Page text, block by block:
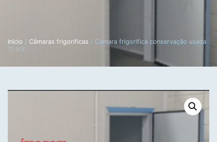
Início / Câmaras frigorificas / Camara frigorifica conservação usada
11 m3